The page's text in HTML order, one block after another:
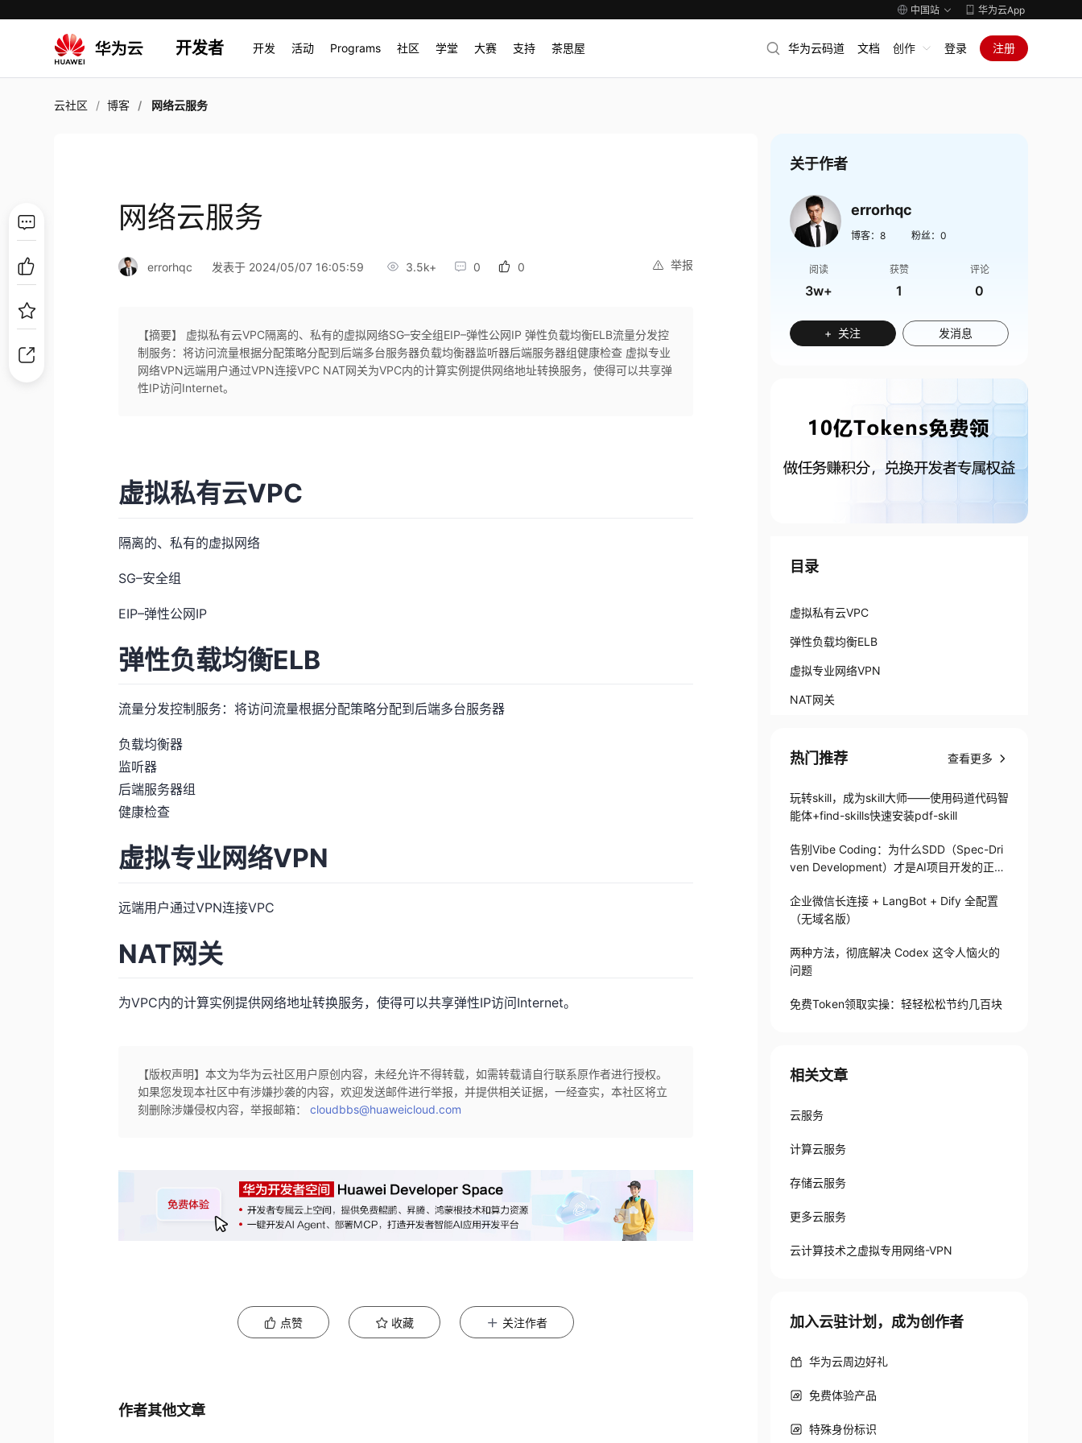
中国站 华为云App
开发者 开发 活动 Programs 社区 学堂 大赛 支持 茶思屋 华为云码道 文档 创作 登录 注册
云社区 博客 网络云服务
网络云服务
举报
errorhqc 发表于 2024/05/07 16:05:59 3.5k+ 0 0
【摘要】 虚拟私有云VPC隔离的、私有的虚拟网络SG–安全组EIP–弹性公网IP 弹性负载均衡ELB流量分发控
制服务：将访问流量根据分配策略分配到后端多台服务器负载均衡器监听器后端服务器组健康检查 虚拟专业
网络VPN远端用户通过VPN连接VPC NAT网关为VPC内的计算实例提供网络地址转换服务，使得可以共享弹
性IP访问Internet。
虚拟私有云VPC
隔离的、私有的虚拟网络
SG–安全组
EIP–弹性公网IP
弹性负载均衡ELB
流量分发控制服务：将访问流量根据分配策略分配到后端多台服务器
负载均衡器
监听器
后端服务器组
健康检查
虚拟专业网络VPN
远端用户通过VPN连接VPC
NAT网关
为VPC内的计算实例提供网络地址转换服务，使得可以共享弹性IP访问Internet。
【版权声明】本文为华为云社区用户原创内容，未经允许不得转载，如需转载请自行联系原作者进行授权。
如果您发现本社区中有涉嫌抄袭的内容，欢迎发送邮件进行举报，并提供相关证据，一经查实，本社区将立
刻删除涉嫌侵权内容，举报邮箱：cloudbbs@huaweicloud.com
点赞 收藏 关注作者
作者其他文章
关于作者
errorhqc
博客： 8 粉丝： 0
阅读
3w+
获赞
1
评论
0
+ 关注 发消息
目录
虚拟私有云VPC
弹性负载均衡ELB
虚拟专业网络VPN
NAT网关
热门推荐 查看更多
玩转skill，成为skill大师——使用码道代码智
能体+find-skills快速安装pdf-skill
告别Vibe Coding：为什么SDD（Spec-Dri
ven Development）才是AI项目开发的正确
企业微信长连接 + LangBot + Dify 全配置
（无域名版）
两种方法，彻底解决 Codex 这令人恼火的
问题
免费Token领取实操：轻轻松松节约几百块
相关文章
云服务
计算云服务
存储云服务
更多云服务
云计算技术之虚拟专用网络-VPN
加入云驻计划，成为创作者
华为云周边好礼
免费体验产品
特殊身份标识